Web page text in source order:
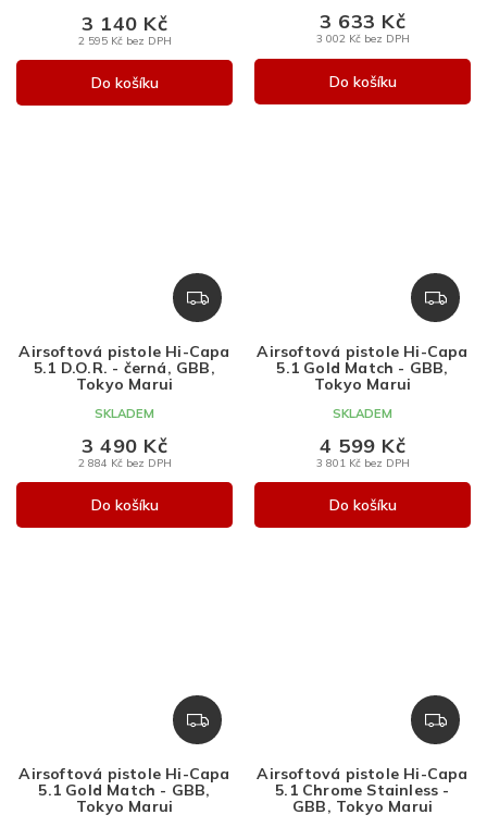
2 595 Kč bez DPH
3 140 Kč
Do košíku
3 002 Kč bez DPH
3 633 Kč
Do košíku
Z
D
R
Airsoftová pistole Hi-Capa
5.1 D.O.R. - černá, GBB,
Tokyo Marui
SKLADEM
2 884 Kč bez DPH
3 490 Kč
Do košíku
Z
D
R
Airsoftová pistole Hi-Capa
5.1 Gold Match - GBB,
Tokyo Marui
SKLADEM
3 801 Kč bez DPH
4 599 Kč
Do košíku
Z
D
R
Airsoftová pistole Hi-Capa
5.1 Gold Match - GBB,
Tokyo Marui
Z
D
R
Airsoftová pistole Hi-Capa
5.1 Chrome Stainless -
GBB, Tokyo Marui